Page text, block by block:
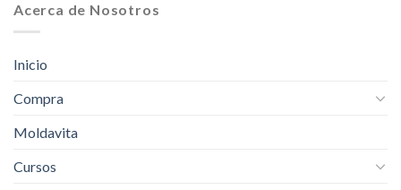
Acerca de Nosotros
Inicio
Compra
Moldavita
Cursos